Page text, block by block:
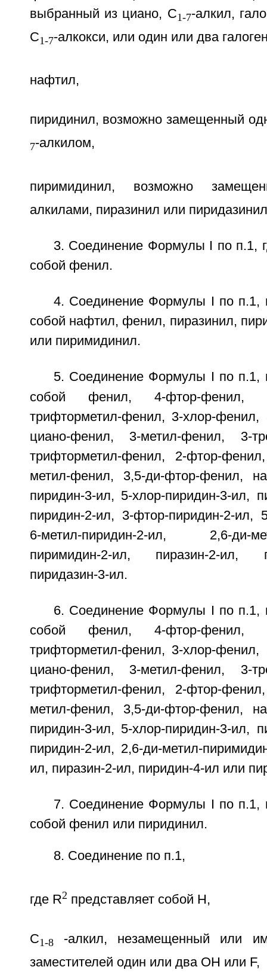
выбранный из циано, C1-7-алкил,
C1-7-алкокси, или один или два
нафтил,
пиридинил, возможно замещенный
7-алкилом,
пиримидинил, возможно
алкилами, пиразинил или
3. Соединение Формулы I по п.1,
собой фенил.
4. Соединение Формулы I по п.1,
собой нафтил, фенил, пиразинил,
или пиримидинил.
5. Соединение Формулы I по п.1,
собой фенил, 4-фтор-фенил,
трифторметил-фенил, 3-хлор-фенил,
циано-фенил, 3-метил-фенил, 3-
трифторметил-фенил, 2-фтор-
метил-фенил, 3,5-ди-фтор-фенил,
пиридин-3-ил, 5-хлор-пиридин-3-ил,
пиридин-2-ил, 3-фтор-пиридин-2-ил,
6-метил-пиридин-2-ил, 2,6-ди-
пиримидин-2-ил, пиразин-2-ил,
пиридазин-3-ил.
6. Соединение Формулы I по п.1,
собой фенил, 4-фтор-фенил,
трифторметил-фенил, 3-хлор-фенил,
циано-фенил, 3-метил-фенил, 3-
трифторметил-фенил, 2-фтор-
метил-фенил, 3,5-ди-фтор-фенил,
пиридин-3-ил, 5-хлор-пиридин-3-ил,
пиридин-2-ил, 2,6-ди-метил-
ил, пиразин-2-ил, пиридин-4-ил или
7. Соединение Формулы I по п.1,
собой фенил или пиридинил.
8. Соединение по п.1,
где R2 представляет собой H,
C1-8 -алкил, незамещенный или
заместителей один или два OH или F,